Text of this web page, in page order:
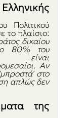
Πολιτικού
δικαίου
80% του
είναι
Αν
στο
απλώς δεν
της